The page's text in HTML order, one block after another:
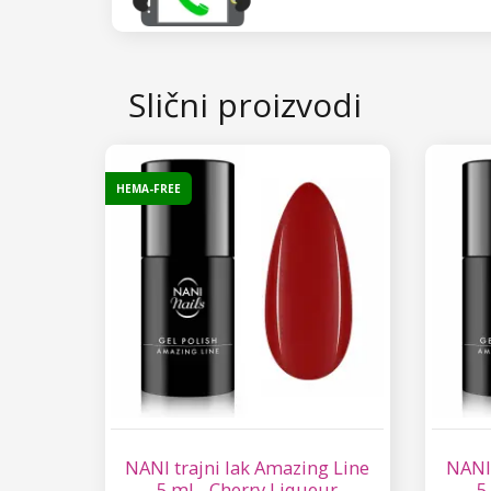
Slični proizvodi
NANI trajni lak Amazing Line
HEMA-FREE